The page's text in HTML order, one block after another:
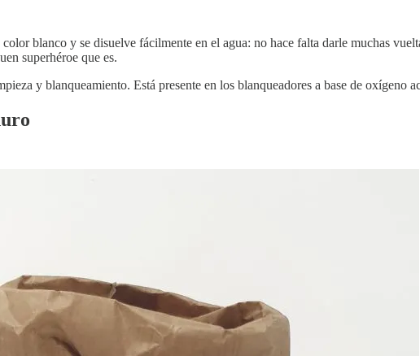
blanco y se disuelve fácilmente en el agua: no hace falta darle muchas
superhéroe que es.
y blanqueamiento. Está presente en los blanqueadores a base de